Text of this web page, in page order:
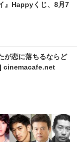
』Happyくじ、8月7
が恋に落ちるならど
cinemacafe.net